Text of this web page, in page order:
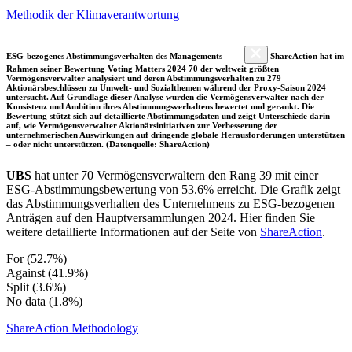
Methodik der Klimaverantwortung
ESG-bezogenes Abstimmungsverhalten des Managements
ShareAction hat im
Rahmen seiner Bewertung Voting Matters 2024 70 der weltweit größten
Vermögensverwalter analysiert und deren Abstimmungsverhalten zu 279
Aktionärsbeschlüssen zu Umwelt- und Sozialthemen während der Proxy-Saison 2024
untersucht. Auf Grundlage dieser Analyse wurden die Vermögensverwalter nach der
Konsistenz und Ambition ihres Abstimmungsverhaltens bewertet und gerankt. Die
Bewertung stützt sich auf detaillierte Abstimmungsdaten und zeigt Unterschiede darin
auf, wie Vermögensverwalter Aktionärsinitiativen zur Verbesserung der
unternehmerischen Auswirkungen auf dringende globale Herausforderungen unterstützen
– oder nicht unterstützen. (Datenquelle: ShareAction)
UBS hat unter 70 Vermögensverwaltern den Rang 39 mit einer
ESG-Abstimmungsbewertung von 53.6% erreicht. Die Grafik zeigt
das Abstimmungsverhalten des Unternehmens zu ESG-bezogenen
Anträgen auf den Hauptversammlungen 2024. Hier finden Sie
weitere detaillierte Informationen auf der Seite von ShareAction.
For (52.7%)
Against (41.9%)
Split (3.6%)
No data (1.8%)
ShareAction Methodology